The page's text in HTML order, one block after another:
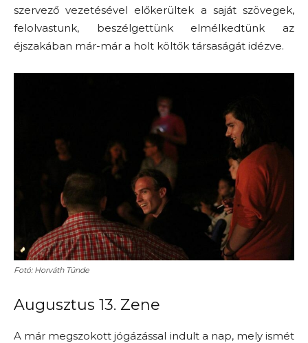
szervező vezetésével előkerültek a saját szövegek,
felolvastunk, beszélgettünk elmélkedtünk az
éjszakában már-már a holt költők társaságát idézve.
Fotó: Horváth Tünde
Augusztus 13. Zene
A már megszokott jógázással indult a nap, mely ismét